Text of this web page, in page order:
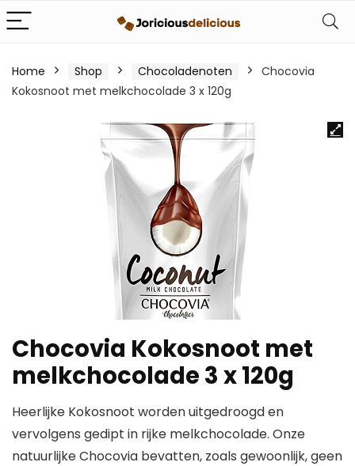
Home Shop Chocoladenoten
Chocovia
Kokosnoot met melkchocolade 3 x 120g
Chocovia Kokosnoot met
melkchocolade 3 x 120g
Heerlijke Kokosnoot worden uitgedroogd en
vervolgens gedipt in rijke melkchocolade. Onze
natuurlijke Chocovia bevatten, zoals gewoonlijk, geen